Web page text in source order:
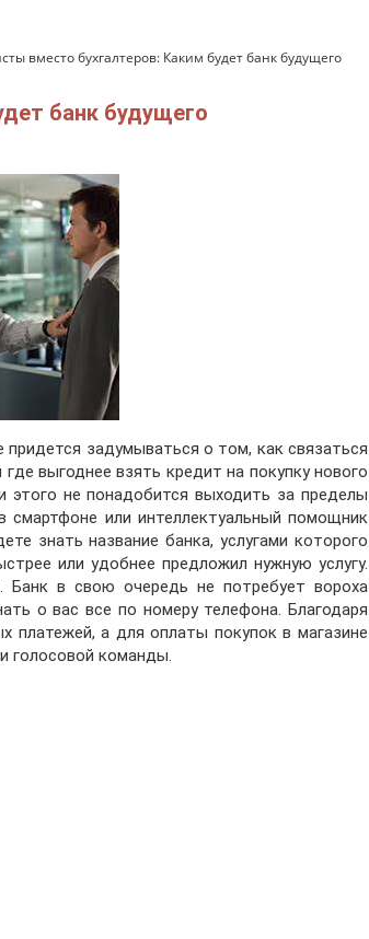
вместо бухгалтеров: Каким будет банк будущего
банк будущего
задумываться о том, как связаться
выгоднее взять кредит на покупку нового
этого не понадобится выходить за пределы
или интеллектуальный помощник
знать название банка, услугами которого
или удобнее предложил нужную услугу.
Банк в свою очередь не потребует вороха
о вас все по номеру телефона. Благодаря
платежей, а для оплаты покупок в магазине
голосовой команды.